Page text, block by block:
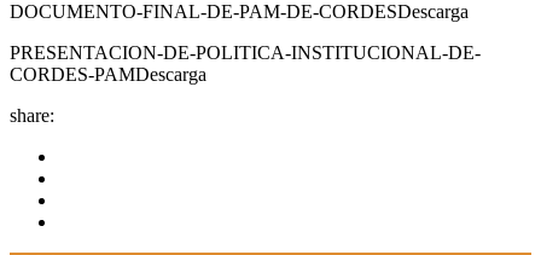
DOCUMENTO-FINAL-DE-PAM-DE-CORDESDescarga
PRESENTACION-DE-POLITICA-INSTITUCIONAL-DE-
CORDES-PAMDescarga
share: